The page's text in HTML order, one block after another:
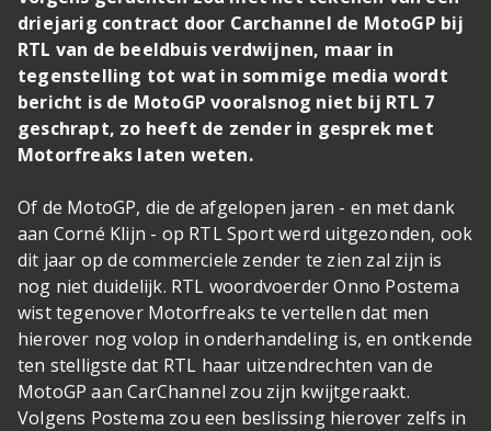
driejarig contract door Carchannel de MotoGP bij
RTL van de beeldbuis verdwijnen, maar in
tegenstelling tot wat in sommige media wordt
bericht is de MotoGP vooralsnog niet bij RTL 7
geschrapt, zo heeft de zender in gesprek met
Motorfreaks laten weten.
Of de MotoGP, die de afgelopen jaren - en met dank
aan Corné Klijn - op RTL Sport werd uitgezonden, ook
dit jaar op de commerciele zender te zien zal zijn is
nog niet duidelijk. RTL woordvoerder Onno Postema
wist tegenover Motorfreaks te vertellen dat men
hierover nog volop in onderhandeling is, en ontkende
ten stelligste dat RTL haar uitzendrechten van de
MotoGP aan CarChannel zou zijn kwijtgeraakt.
Volgens Postema zou een beslissing hierover zelfs in